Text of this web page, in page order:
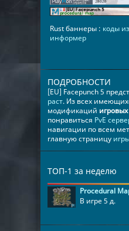
Rust баннеры : коды
информер
ПОДРОБНОСТИ
[EU] Facepunch 5
раст. Из всех
модификаций
понравиться PvE
навигации по всем
главную страницу
ТОП-1 за неделю
Procedural
В игре 5 д.